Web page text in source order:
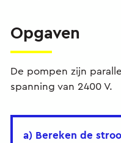
Opgaven
De pompen zijn
spanning van 2400 V.
a) Bereken de